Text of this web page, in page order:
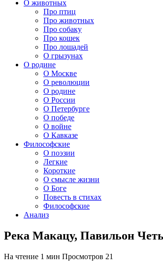
О животных
Про птиц
Про животных
Про собаку
Про кошек
Про лошадей
О грызунах
О родине
О Москве
О революции
О родине
О России
О Петербурге
О победе
О войне
О Кавказе
Философские
О поэзии
Легкие
Короткие
О смысле жизни
О Боге
Повесть в стихах
Философские
Анализ
Река Макацу, Павильон
На чтение 1 мин Просмотров 21